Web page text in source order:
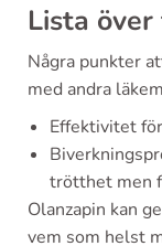
Lista
Några punkter
med andra
Effektivitet
trötthet men
Olanzapin kan
vem som helst